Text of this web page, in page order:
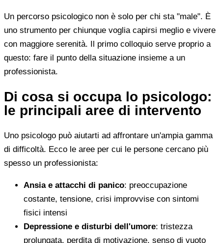
Un percorso psicologico non è solo per chi sta "male". È
uno strumento per chiunque voglia capirsi meglio e vivere
con maggiore serenità. Il primo colloquio serve proprio a
questo: fare il punto della situazione insieme a un
professionista.
Di cosa si occupa lo psicologo:
le principali aree di intervento
Uno psicologo può aiutarti ad affrontare un'ampia gamma
di difficoltà. Ecco le aree per cui le persone cercano più
spesso un professionista:
Ansia e attacchi di panico: preoccupazione
costante, tensione, crisi improvvise con sintomi
fisici intensi
Depressione e disturbi dell'umore: tristezza
prolungata, perdita di motivazione, senso di vuoto